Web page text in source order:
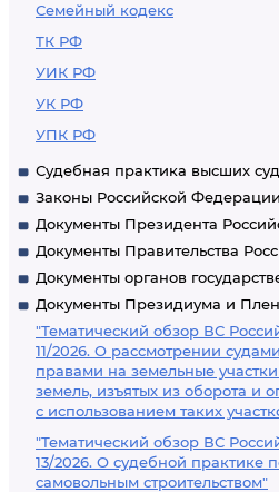
Семейный кодекс
ТК РФ
УИК РФ
УК РФ
УПК РФ
Судебная практика высших
Законы Российской Федерации
Документы Президента
Документы Правительства
Документы органов
Документы Президиума и
"Тематический обзор ВС
11/2026. О рассмотрении
правами на земельные
земель, изъятых из оборота и
с использованием таких
"Тематический обзор ВС
13/2026. О судебной практике
самовольным строительством"